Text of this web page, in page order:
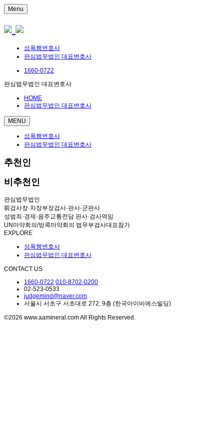
Menu
성폭행변호사
판심법무법인 대표변호사
1660-0722
판심법무법인 대표변호사
HOME
판심법무법인 대표변호사
MENU
성폭행변호사
판심법무법인 대표변호사
추천인
비추천인
판심법무법인
前검사장·차장부장검사·판사·군판사
성범죄·경제·음주교통전담 판사·검사역임
UN마약회의/방콕마약회의 법무부검사대표참가
EXPLORE
성폭행변호사
판심법무법인 대표변호사
CONTACT US
1660-0722 010-8702-0200
02-523-0533
judgemind@naver.com
서울시 서초구 서초대로 272, 9층 (한국아이비에스빌딩)
©2026 www.aamineral.com All Rights Reserved.